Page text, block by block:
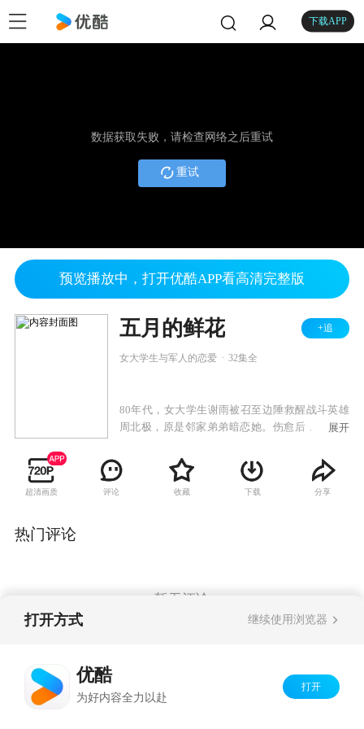
下载APP
数据获取失败，请检查网络之后重试
重试
预览播放中，打开优酷APP看高清完整版
五月的鲜花 +追
女大学生与军人的恋爱 32集全
80年代，女大学生谢雨被召至边陲救醒战斗英雄
周北极，原是邻家弟弟暗恋她。伤愈后，周北极
知周北极牺牲，决定退学产子。多年后，周北极
归来两人重逢，谢雨带着孩子面对新生活。
展开
超清画质 评论 收藏 下载 分享
热门评论
暂无评论
打开方式 继续使用浏览器
优酷
为好内容全力以赴
打开